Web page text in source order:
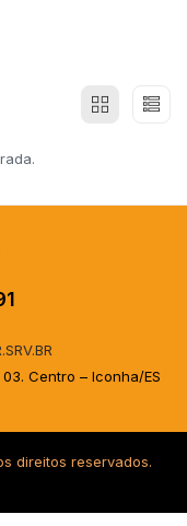
Centro – Iconha/ES
direitos reservados.